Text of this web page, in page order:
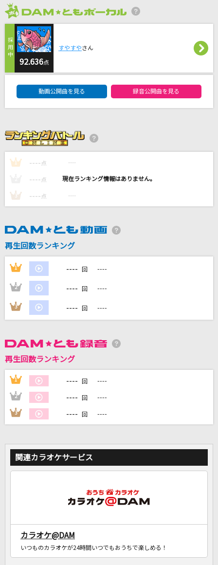
尾崎豊
ヒトリゴト
[生音]桃色吐息
高橋真梨子
オドロウゼ！
Snow Man
Body & Soul
[生音]キューティーハニー
[生音]強く儚い者たち
Cocco
DAMの新曲・ランキングなど
DAMに会員登録・ログインして
カラオケをもっと楽しもう！
92.636点
すやすやさん
動画公開曲を見る 録音公開曲を見る
1 ---- 点 ----
---- 点 ----
3 ---- 点 ----
再生回数ランキング
1 ---- 回 ----
2 ---- 回 ----
3 ---- 回 ----
再生回数ランキング
1 ---- 回 ----
2 ---- 回 ----
3 ---- 回 ----
関連カラオケサービス
カラオケ@DAM
いつものカラオケが24時間いつでもおうちで楽しめる！